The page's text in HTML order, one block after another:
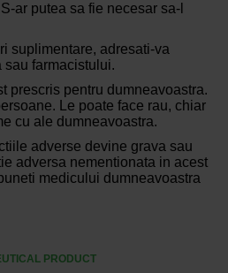
ar putea sa fie necesar sa-l
suplimentare, adresati-va
farmacistului.
prescris pentru dumneavoastra.
Le poate face rau, chiar
cu ale dumneavoastra.
adverse devine grava sau
adversa nementionata in acest
medicului dumneavoastra
PRODUCT